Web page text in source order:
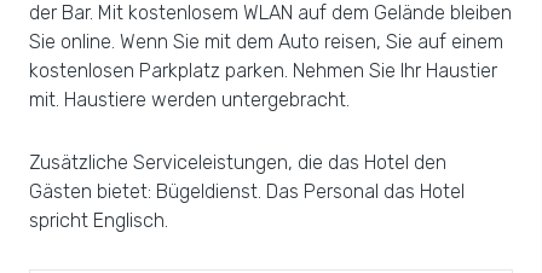
der Bar. Mit kostenlosem WLAN auf dem Gelände bleiben
Sie online. Wenn Sie mit dem Auto reisen, Sie auf einem
kostenlosen Parkplatz parken. Nehmen Sie Ihr Haustier
mit. Haustiere werden untergebracht.
Zusätzliche Serviceleistungen, die das Hotel den
Gästen bietet: Bügeldienst. Das Personal das Hotel
spricht Englisch.